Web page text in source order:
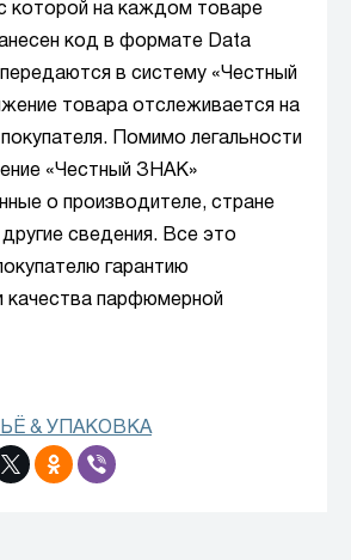
которой на каждом товаре
код в формате Data
в систему «Честный
товара отслеживается на
Помимо легальности
«Честный ЗНАК»
о производителе, стране
сведения. Все это
гарантию
качества парфюмерной
& УПАКОВКА